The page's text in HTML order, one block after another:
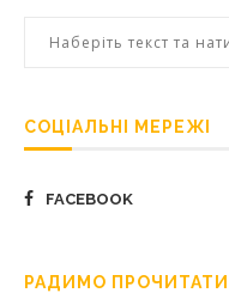
СОЦІАЛЬНІ МЕРЕЖІ
FACEBOOK
РАДИМО ПРОЧИТАТИ